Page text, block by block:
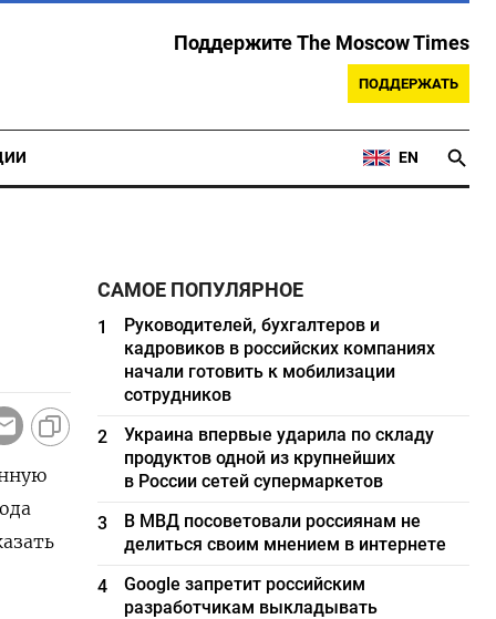
Поддержите The Moscow Times
ПОДДЕРЖАТЬ
EN
САМОЕ ПОПУЛЯРНОЕ
1
Руководителей, бухгалтеров и
кадровиков в российских компаниях
начали готовить к мобилизации
сотрудников
2
Украина впервые ударила по складу
продуктов одной из крупнейших
в России сетей супермаркетов
3
В МВД посоветовали россиянам не
делиться своим мнением в интернете
4
Google запретит российским
разработчикам выкладывать